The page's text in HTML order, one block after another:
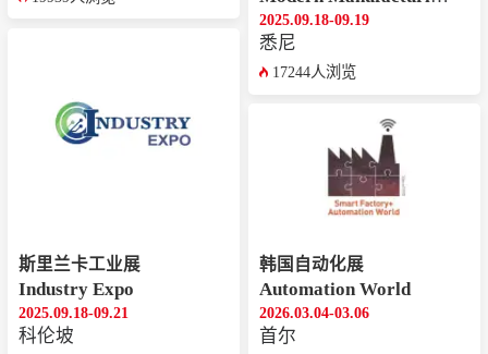
斯里兰卡工业展
Industry Expo
2025.09.18-09.21
科伦坡
2025.09.18-09.19
悉尼
17244人浏览
韩国自动化展
Automation World
2026.03.04-03.06
首尔